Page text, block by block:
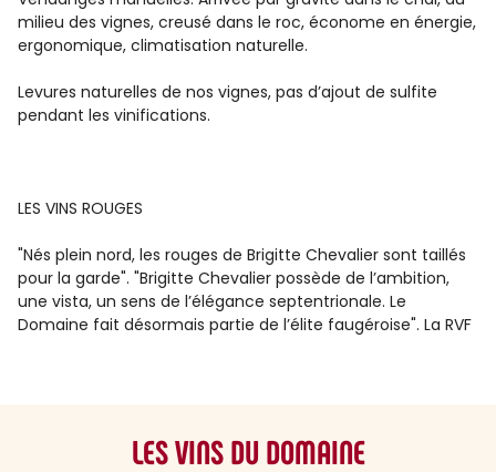
milieu des vignes, creusé dans le roc, économe en énergie,
ergonomique, climatisation naturelle.
Levures naturelles de nos vignes, pas d’ajout de sulfite
pendant les vinifications.
LES VINS ROUGES
"Nés plein nord, les rouges de Brigitte Chevalier sont taillés
pour la garde". "Brigitte Chevalier possède de l’ambition,
une vista, un sens de l’élégance septentrionale. Le
Domaine fait désormais partie de l’élite faugéroise". La RVF
LES VINS DU DOMAINE